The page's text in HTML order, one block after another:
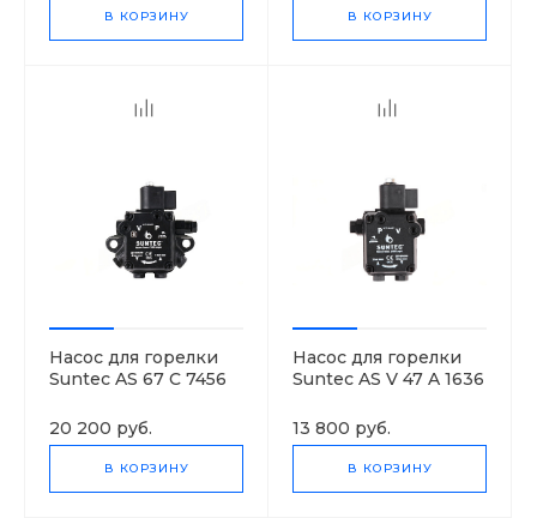
В КОРЗИНУ В КОРЗИНУ
Насос для горелки
Suntec AS 67 C 7456
20 200 руб.
В КОРЗИНУ
Насос для горелки
Suntec AS V 47 A 1636
13 800 руб.
В КОРЗИНУ